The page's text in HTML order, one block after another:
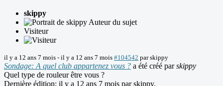
skippy
Auteur du sujet
Visiteur
il y a 12 ans 7 mois - il y a 12 ans 7 mois #104542 parskippy
Sondage: A quel club appartenez vous ? a été créé parskippy
Quel type de rouleur être vous ?
Dernière édition: il y a 12 ans 7 mois parskippy.